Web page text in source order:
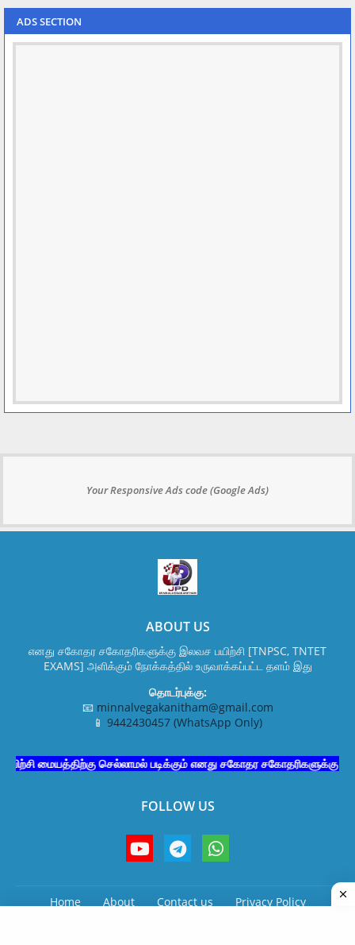
ADS SECTION
Your Responsive Ads code (Google Ads)
ABOUT US
எனது சகோதர சகோதரிகளுக்கு இலவச பயிற்சி [TNPSC, TNTET
EXAMS] அளிக்கும் நோக்கத்தில் உருவாக்கப்பட்ட தளம் இது
தொடர்புக்கு:
📧 minnalvegakanitham@gmail.com
📱 9442430457 (WhatsApp Only)
செல்லாமல் படிக்கும் எனது சகோதர சகோதரிகளுக்கு மட்டும்
FOLLOW US
Home About Contact us
Privacy Policy